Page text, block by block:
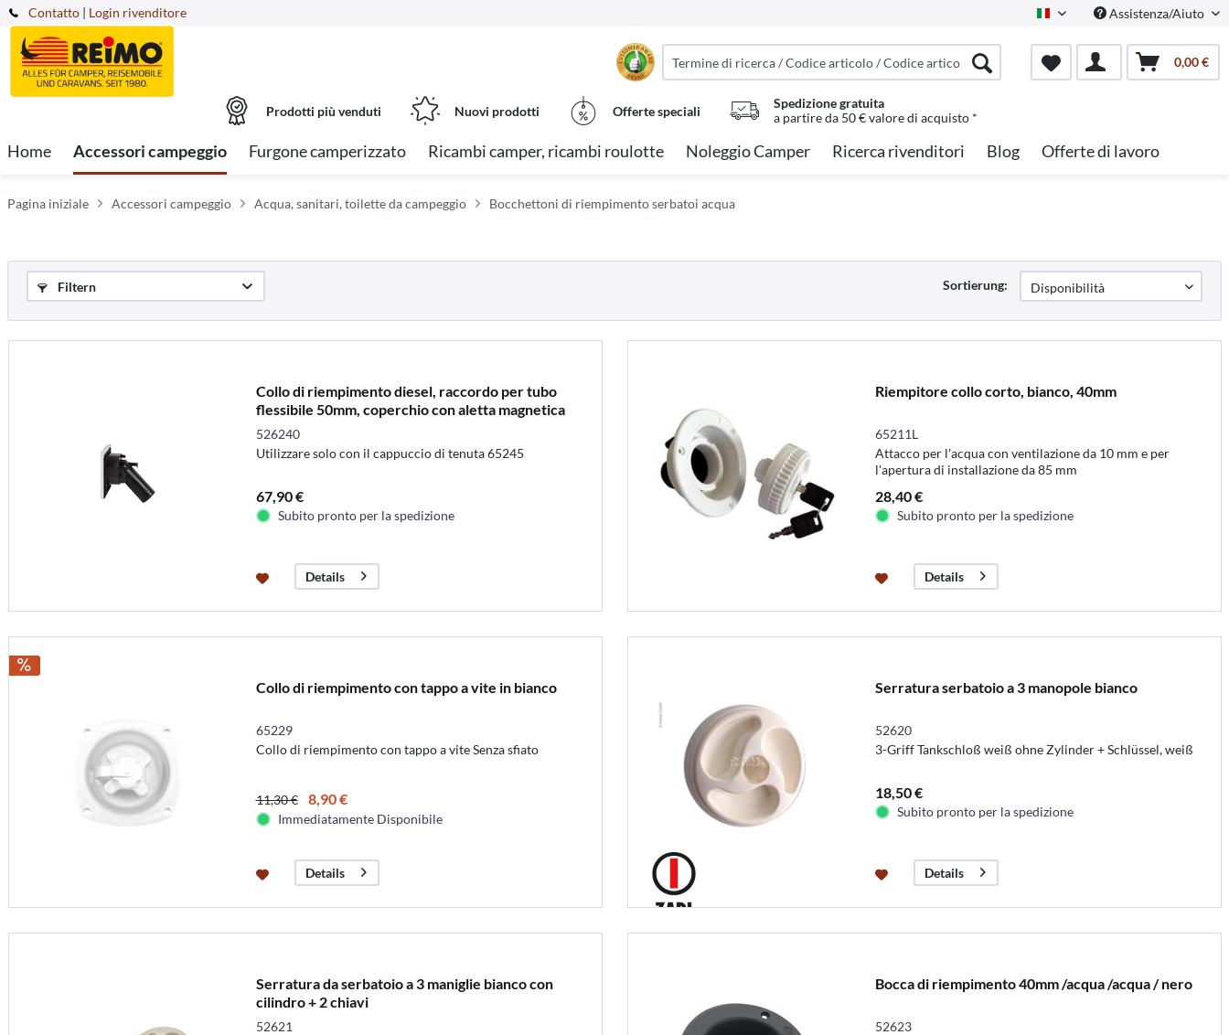
Contatto Italian Assistenza/Aiuto
| Login rivenditore
0,00 €
Prodotti più venduti Nuovi prodotti Offerte speciali
Spedizione gratuita
a partire da 50 € valore di acquisto *
Home Accessori campeggio Furgone camperizzato Ricambi camper, ricambi roulotte Noleggio Camper Ricerca rivenditori Blog Offerte di lavoro
Pagina iniziale Accessori campeggio Acqua, sanitari, toilette da campeggio Bocchettoni di riempimento serbatoi acqua
Filtern Sortierung:
Collo di riempimento diesel, raccordo per tubo
flessibile 50mm, coperchio con aletta magnetica
526240
Utilizzare solo con il cappuccio di tenuta 65245
67,90 €
Subito pronto per la spedizione
Details
Riempitore collo corto, bianco, 40mm
65211L
Attacco per l'acqua con ventilazione da 10 mm e per
l'apertura di installazione da 85 mm
28,40 €
Subito pronto per la spedizione
Details
Collo di riempimento con tappo a vite in bianco
65229
Collo di riempimento con tappo a vite Senza sfiato
11,30 € 8,90 €
Immediatamente Disponibile
Details
Serratura serbatoio a 3 manopole bianco
52620
3-Griff Tankschloß weiß ohne Zylinder + Schlüssel, weiß
18,50 €
Subito pronto per la spedizione
Details
Serratura da serbatoio a 3 maniglie bianco con
cilindro + 2 chiavi
52621
Bocca di riempimento 40mm /acqua /acqua / nero
52623